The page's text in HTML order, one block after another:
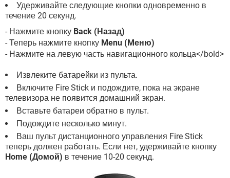
Удерживайте следующие кнопки одновременно в
течение 20 секунд.
- Нажмите кнопку Back (Назад)
- Теперь нажмите кнопку Menu (Mеню)
- Нажмите на левую часть навигационного кольца</bold>
Извлеките батарейки из пульта.
Включите Fire Stick и подождите, пока на экране
телевизора не появится домашний экран.
Вставьте батареи обратно в пульт.
Подождите несколько минут.
Ваш пульт дистанционного управления Fire Stick
теперь должен работать. Если нет, удерживайте кнопку
Home (Домой) в течение 10-20 секунд.